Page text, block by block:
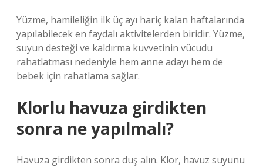
Yüzme, hamileliğin ilk üç ayı hariç kalan haftalarında
yapılabilecek en faydalı aktivitelerden biridir. Yüzme,
suyun desteği ve kaldırma kuvvetinin vücudu
rahatlatması nedeniyle hem anne adayı hem de
bebek için rahatlama sağlar.
Klorlu havuza girdikten
sonra ne yapılmalı?
Havuza girdikten sonra duş alın. Klor, havuz suyunu